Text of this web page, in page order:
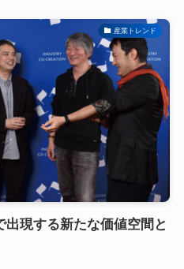
産業トレンド
現する新たな価値空間と